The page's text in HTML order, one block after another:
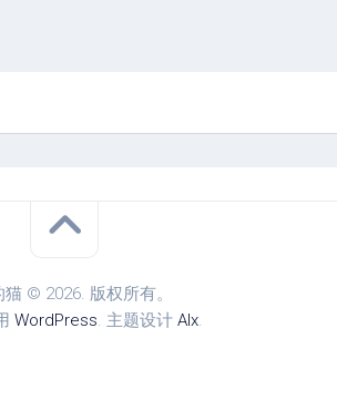
猫 © 2026. 版权所有。
WordPress. 主题设计 Alx.